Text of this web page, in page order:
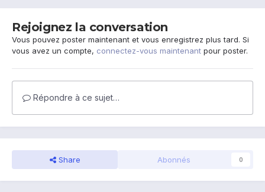
Rejoignez la conversation
Vous pouvez poster maintenant et vous enregistrez plus tard. Si
vous avez un compte, connectez-vous maintenant pour poster.
Répondre à ce sujet…
Share Abonnés 0